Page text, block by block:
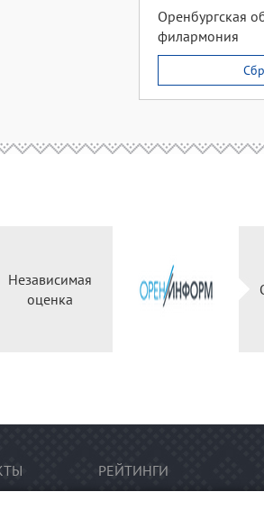
Оренбургская
филармония
Независимая
оценка
РЕЙТИНГИ